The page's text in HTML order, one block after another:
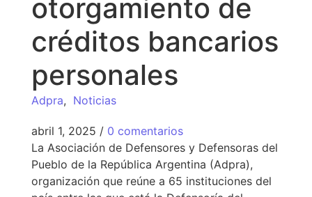
otorgamiento de
créditos bancarios
personales
Adpra, Noticias
abril 1, 2025 / 0 comentarios
La Asociación de Defensores y Defensoras del
Pueblo de la República Argentina (Adpra),
organización que reúne a 65 instituciones del